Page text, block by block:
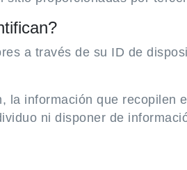
a través de su ID de
información que recopilen
ni disponer de